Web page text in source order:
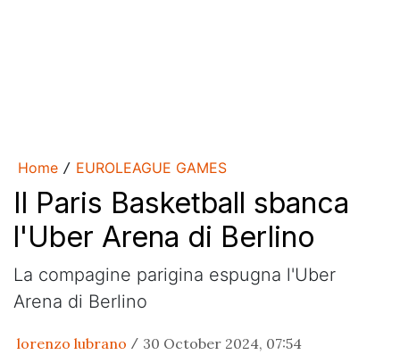
Home / EUROLEAGUE GAMES
Il Paris Basketball sbanca
l'Uber Arena di Berlino
La compagine parigina espugna l'Uber
Arena di Berlino
lorenzo lubrano / 30 October 2024, 07:54